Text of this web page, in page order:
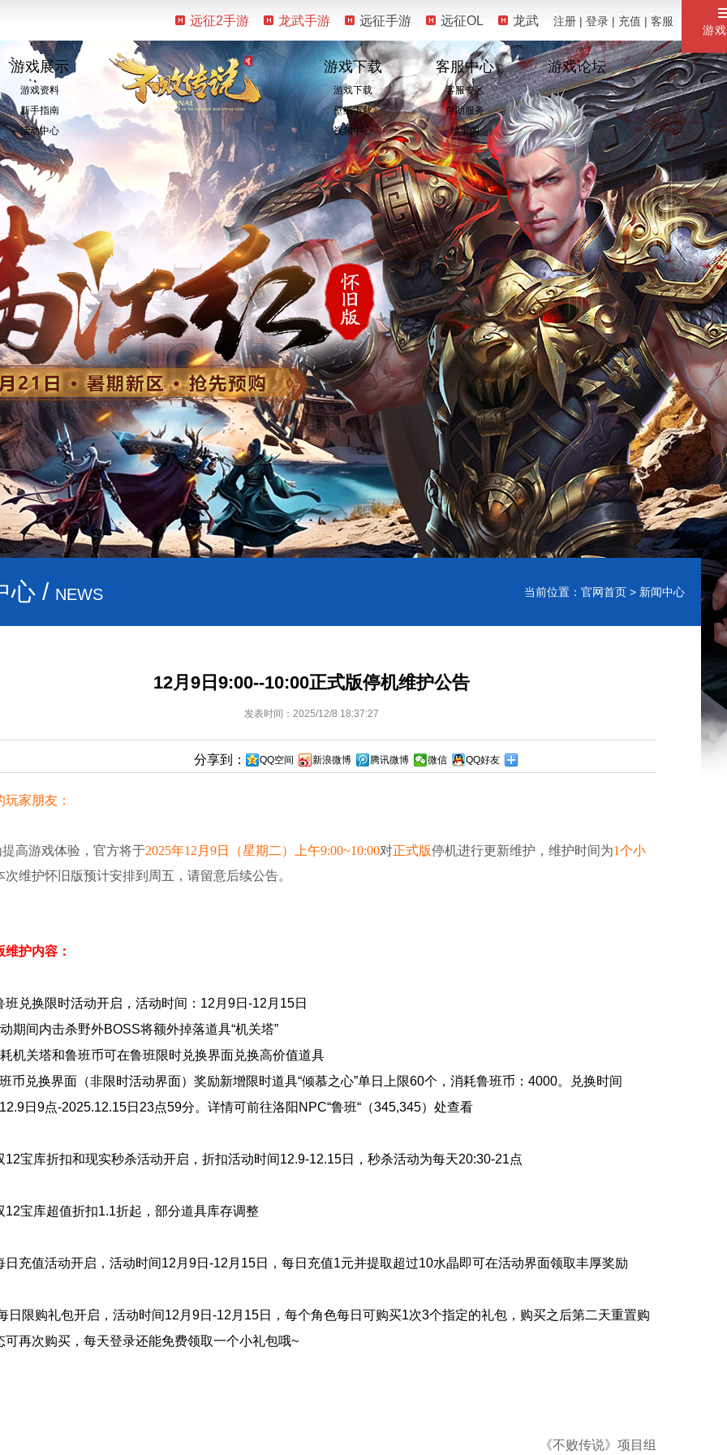
游
远征2手游 龙武手游 远征手游 远征OL 龙武 注册 | 登录 | 充值 | 客服
游戏展示
游戏资料
新手指南
活动中心
游戏下载
游戏下载
壁纸下载
视频中心
客服中心
客服专区
自助服务
珍宝阁
游戏论坛
心 / NEWS 当前位置： 官网首页 > 新闻中心
12月9日9:00--10:00正式版停机维护公告
发表时间：2025/12/8 18:37:27
分享到： QQ空间 新浪微博 腾讯微博 微信 QQ好友
玩家朋友：
提高游戏体验，官方将于2025年12月9日（星期二） 上午9:00~10:00对正式版停机进行更新维护，维护时间为1个小
次维护怀旧版预计安排到周五，请留意后续公告。
维护内容：
班兑换限时活动开启，活动时间：12月9日-12月15日
期间内击杀野外BOSS将额外掉落道具“机关塔”
机关塔和鲁班币可在鲁班限时兑换界面兑换高价值道具
币兑换界面（非限时活动界面）奖励新增限时道具“倾慕之心”单日上限60个，消耗鲁班币：4000。兑换时间
日9点-2025.12.15日23点59分。详情可前往洛阳NPC“鲁班“（345,345）处查看
12宝库折扣和现实秒杀活动开启，折扣活动时间12.9-12.15日，秒杀活动为每天20:30-21点
12宝库超值折扣1.1折起，部分道具库存调整
日充值活动开启，活动时间12月9日-12月15日，每日充值1元并提取超过10水晶即可在活动界面领取丰厚奖励
日限购礼包开启，活动时间12月9日-12月15日，每个角色每日可购买1次3个指定的礼包，购买之后第二天重置购
可再次购买，每天登录还能免费领取一个小礼包哦~
《不败传说》项目组